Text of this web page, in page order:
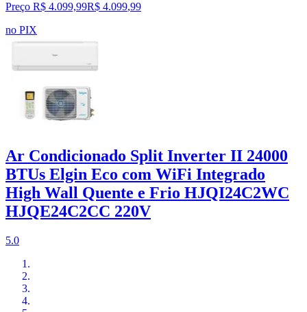
Preço R$ 4.099,99R$ 4.099,99
no PIX
Ar Condicionado Split Inverter II 24000
BTUs Elgin Eco com WiFi Integrado
High Wall Quente e Frio HJQI24C2WC
HJQE24C2CC 220V
5.0